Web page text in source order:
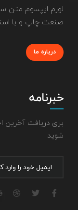
لورم ایپسوم متن
صنعت چاپ و با
درباره ما
خبرنامه
برای دریافت آخرین
شوید